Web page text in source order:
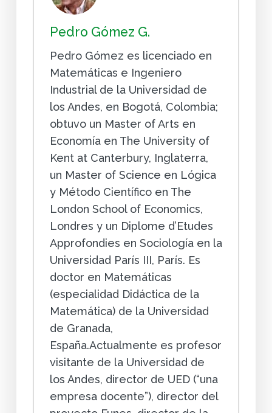
Pedro Gómez G.
Pedro Gómez es licenciado en
Matemáticas e Ingeniero
Industrial de la Universidad de
los Andes, en Bogotá, Colombia;
obtuvo un Master of Arts en
Economía en The University of
Kent at Canterbury, Inglaterra,
un Master of Science en Lógica
y Método Científico en The
London School of Economics,
Londres y un Diplome d’Etudes
Approfondies en Sociología en la
Universidad París III, París. Es
doctor en Matemáticas
(especialidad Didáctica de la
Matemática) de la Universidad
de Granada,
España.Actualmente es profesor
visitante de la Universidad de
los Andes, director de UED (“una
empresa docente”), director del